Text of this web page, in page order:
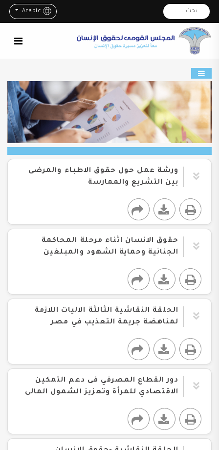
بحث . . . Arabic
ورشة عمل حول حقوق الاطباء والمرضى
بين التشريع والممارسة
حقوق الانسان اثناء مرحلة المحاكمة
الجنائية وحماية الشهود والمبلغين
الحلقة النقاشية الثالثة الآليات اللازمة
لمناهضة جريمة التعذيب في مصر
دور القطاع المصرفي فى دعم التمكين
الاقتصادي للمرأة وتعزيز الشمول المالى